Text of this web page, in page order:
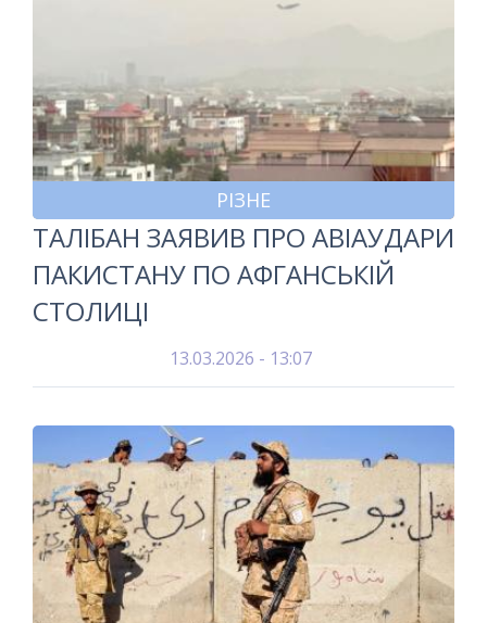
РІЗНЕ
ТАЛІБАН ЗАЯВИВ ПРО АВІАУДАРИ
ПАКИСТАНУ ПО АФГАНСЬКІЙ
СТОЛИЦІ
13.03.2026 - 13:07